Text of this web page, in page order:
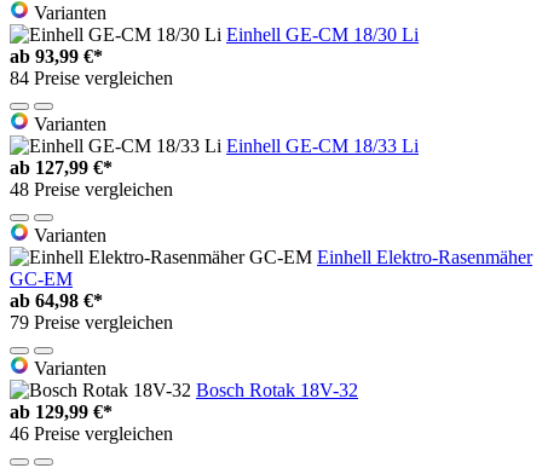
Varianten
Einhell GE-CM 18/30 Li
ab 93,99 €*
84 Preise vergleichen
Varianten
Einhell GE-CM 18/33 Li
ab 127,99 €*
48 Preise vergleichen
Varianten
Einhell Elektro-Rasenmäher
GC-EM
ab 64,98 €*
79 Preise vergleichen
Varianten
Bosch Rotak 18V-32
ab 129,99 €*
46 Preise vergleichen